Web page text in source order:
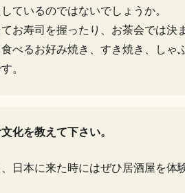
ているのではないでしょうか。
お寿司を握ったり、お茶会では決
べるお好み焼き、すき焼き、しゃ
。
化を教えて下さい。
日本に来た時にはぜひ居酒屋を体